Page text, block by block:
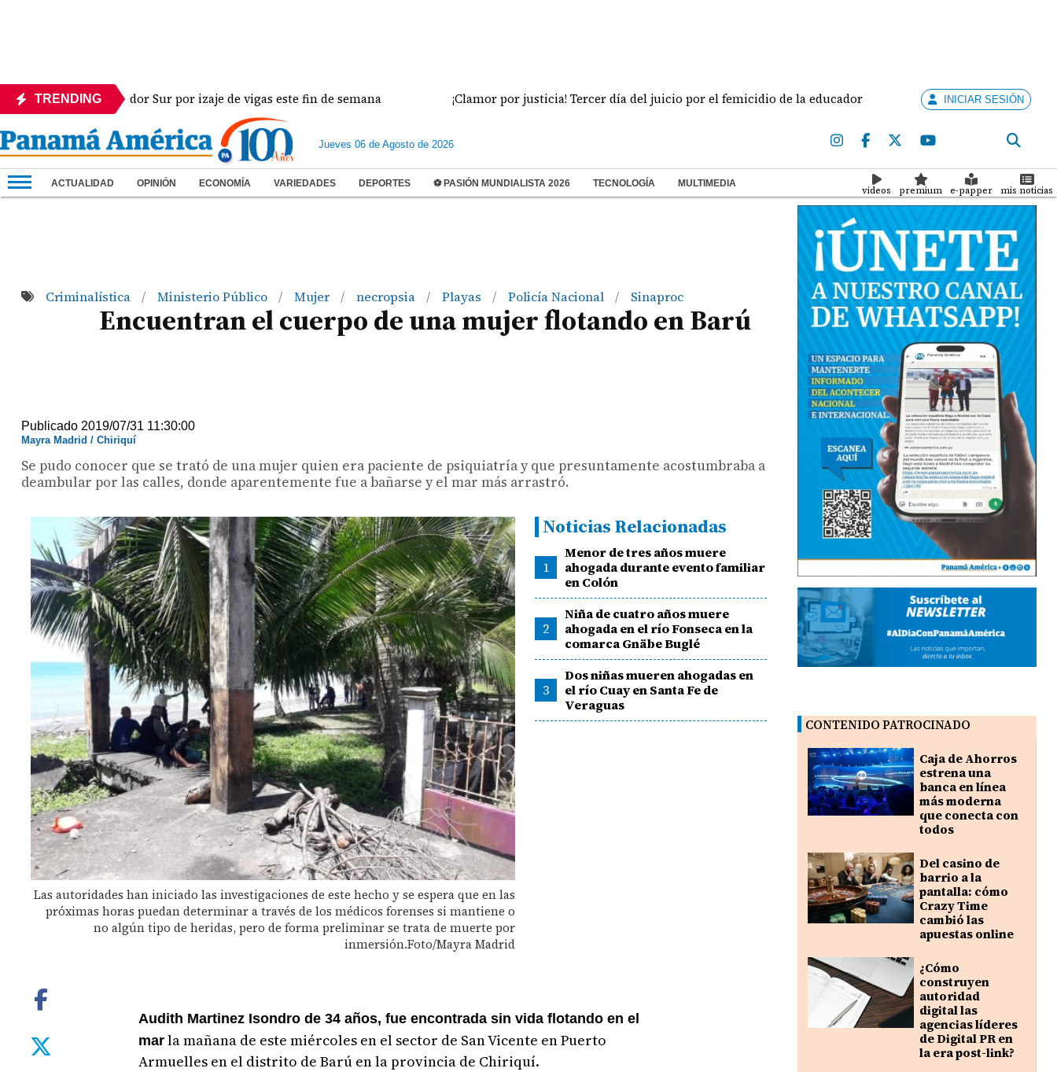
TRENDING
del Corredor Sur por izaje de vigas este fin de semana ¡Clamor por justicia! Tercer día del juicio por el femicidio de la educadora Doris Franco Panamá crea
INICIAR SESIÓN
Jueves 06 de Agosto de 2026
ACTUALIDAD OPINIÓN ECONOMÍA VARIEDADES DEPORTES ⚽ PASIÓN MUNDIALISTA 2026 TECNOLOGÍA MULTIMEDIA
videos premium e-papper mis noticias
Criminalística / Ministerio Público / Mujer / necropsia / Playas / Policía Nacional / Sinaproc
Encuentran el cuerpo de una mujer flotando en Barú
Publicado 2019/07/31 11:30:00
Mayra Madrid / Chiriquí
Se pudo conocer que se trató de una mujer quien era paciente de psiquiatría y que presuntamente acostumbraba a
deambular por las calles, donde aparentemente fue a bañarse y el mar más arrastró.
Las autoridades han iniciado las investigaciones de este hecho y se espera que en las
próximas horas puedan determinar a través de los médicos forenses si mantiene o
no algún tipo de heridas, pero de forma preliminar se trata de muerte por
inmersión.Foto/Mayra Madrid
Noticias Relacionadas
1
Menor de tres años muere
ahogada durante evento familiar
en Colón
2
Niña de cuatro años muere
ahogada en el río Fonseca en la
comarca Gnäbe Buglé
3
Dos niñas mueren ahogadas en
el río Cuay en Santa Fe de
Veraguas
Audith Martinez Isondro de 34 años, fue encontrada sin vida flotando en el
marla mañana de este miércoles en el sector de San Vicente en Puerto
Armuelles en el distrito de Barú en la provincia de Chiriquí.
CONTENIDO PATROCINADO
Caja de Ahorros
estrena una
banca en línea
más moderna
que conecta con
todos
Del casino de
barrio a la
pantalla: cómo
Crazy Time
cambió las
apuestas online
¿Cómo
construyen
autoridad
digital las
agencias líderes
de Digital PR en
la era post-link?